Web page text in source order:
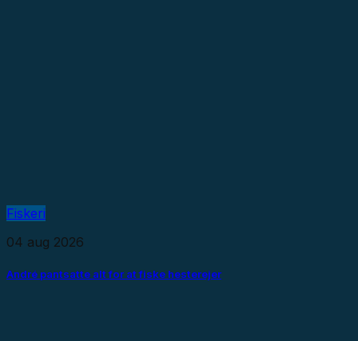
Fiskeri
04 aug 2026
André pantsatte alt for at fiske hesterejer